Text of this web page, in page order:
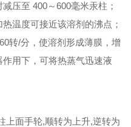
压至 400～600毫米汞柱；
温度可接近该溶剂的沸点；
转/分，使溶剂形成薄膜，增
用下，可将热蒸气迅速液
面手轮,顺转为上升,逆转为